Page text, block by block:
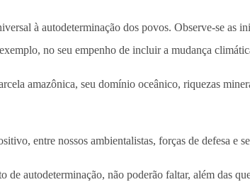
à autodeterminação dos povos. Observe-se
no seu empenho de incluir a mudança
amazônica, seu domínio oceânico, riquezas
entre nossos ambientalistas, forças de defesa e
autodeterminação, não poderão faltar, além das